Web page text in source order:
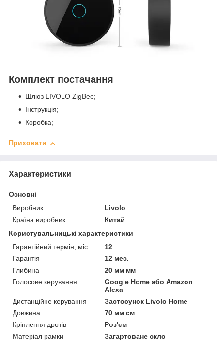
Комплект постачання
Шлюз LIVOLO ZigBee;
Інструкція;
Коробка;
Приховати
Характеристики
Основні
Виробник
Livolo
Країна виробник
Китай
Користувальницькі характеристики
Гарантійний термін, міс.
12
Гарантія
12 мес.
Глибина
20 мм мм
Голосове керування
Google Home або Amazon
Alexa
Дистанційне керування
Застосунок Livolo Home
Довжина
70 мм см
Кріплення дротів
Роз'єм
Матеріал рамки
Загартоване скло